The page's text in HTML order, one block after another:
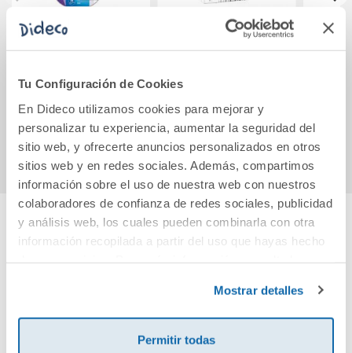
Tu Configuración de Cookies
En Dideco utilizamos cookies para mejorar y
personalizar tu experiencia, aumentar la seguridad del
sitio web, y ofrecerte anuncios personalizados en otros
sitios web y en redes sociales. Además, compartimos
información sobre el uso de nuestra web con nuestros
colaboradores de confianza de redes sociales, publicidad
y análisis web, los cuales pueden combinarla con otra
información recopilada a partir del uso que hayas hecho
Mostrar detalles
Permitir todas
Bolígrafo Pilot G-2
tinta roja 1 unidad
Comprar
Rotulador doble
punta para
unidades en tonos
grises y negro
Comprar
Cuéntanos tu opinión
¡Sé el primero en valorar este producto!
Debes iniciar sesión para poder valorarlo